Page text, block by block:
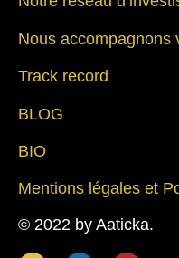
Nous accompagnons
Track record
BLOG
BIO
Mentions légales et
© 2022 by Aaticka.